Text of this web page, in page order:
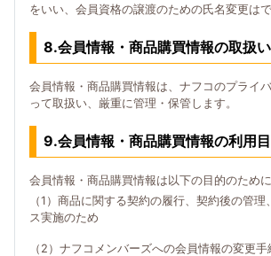
をいい、会員資格の譲渡のための氏名変更はで
8.会員情報・商品購買情報の取扱い
会員情報・商品購買情報は、ナフコのプライ
って取扱い、厳重に管理・保管します。
9.会員情報・商品購買情報の利用
会員情報・商品購買情報は以下の目的のため
（1）商品に関する契約の履行、契約後の管
ス実施のため
（2）ナフコメンバーズへの会員情報の変更